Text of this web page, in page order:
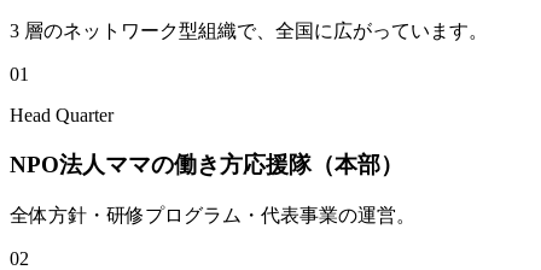
3 層のネットワーク型組織で、全国に広がっています。
01
Head Quarter
NPO法人ママの働き方応援隊（本部）
全体方針・研修プログラム・代表事業の運営。
02